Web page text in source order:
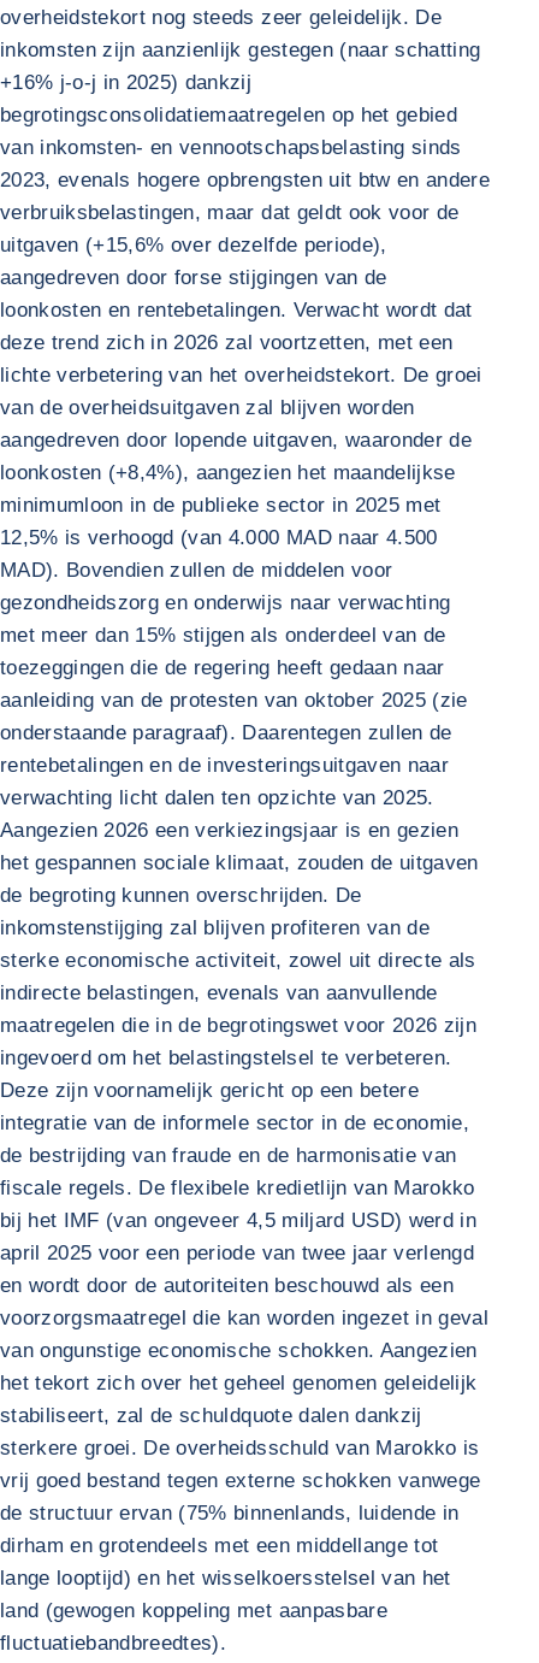
overheidstekort nog steeds zeer geleidelijk. De
inkomsten zijn aanzienlijk gestegen (naar schatting
+16% j-o-j in 2025) dankzij
begrotingsconsolidatiemaatregelen op het gebied
van inkomsten- en vennootschapsbelasting sinds
2023, evenals hogere opbrengsten uit btw en andere
verbruiksbelastingen, maar dat geldt ook voor de
uitgaven (+15,6% over dezelfde periode),
aangedreven door forse stijgingen van de
loonkosten en rentebetalingen. Verwacht wordt dat
deze trend zich in 2026 zal voortzetten, met een
lichte verbetering van het overheidstekort. De groei
van de overheidsuitgaven zal blijven worden
aangedreven door lopende uitgaven, waaronder de
loonkosten (+8,4%), aangezien het maandelijkse
minimumloon in de publieke sector in 2025 met
12,5% is verhoogd (van 4.000 MAD naar 4.500
MAD). Bovendien zullen de middelen voor
gezondheidszorg en onderwijs naar verwachting
met meer dan 15% stijgen als onderdeel van de
toezeggingen die de regering heeft gedaan naar
aanleiding van de protesten van oktober 2025 (zie
onderstaande paragraaf). Daarentegen zullen de
rentebetalingen en de investeringsuitgaven naar
verwachting licht dalen ten opzichte van 2025.
Aangezien 2026 een verkiezingsjaar is en gezien
het gespannen sociale klimaat, zouden de uitgaven
de begroting kunnen overschrijden. De
inkomstenstijging zal blijven profiteren van de
sterke economische activiteit, zowel uit directe als
indirecte belastingen, evenals van aanvullende
maatregelen die in de begrotingswet voor 2026 zijn
ingevoerd om het belastingstelsel te verbeteren.
Deze zijn voornamelijk gericht op een betere
integratie van de informele sector in de economie,
de bestrijding van fraude en de harmonisatie van
fiscale regels. De flexibele kredietlijn van Marokko
bij het IMF (van ongeveer 4,5 miljard USD) werd in
april 2025 voor een periode van twee jaar verlengd
en wordt door de autoriteiten beschouwd als een
voorzorgsmaatregel die kan worden ingezet in geval
van ongunstige economische schokken. Aangezien
het tekort zich over het geheel genomen geleidelijk
stabiliseert, zal de schuldquote dalen dankzij
sterkere groei. De overheidsschuld van Marokko is
vrij goed bestand tegen externe schokken vanwege
de structuur ervan (75% binnenlands, luidende in
dirham en grotendeels met een middellange tot
lange looptijd) en het wisselkoersstelsel van het
land (gewogen koppeling met aanpasbare
fluctuatiebandbreedtes).